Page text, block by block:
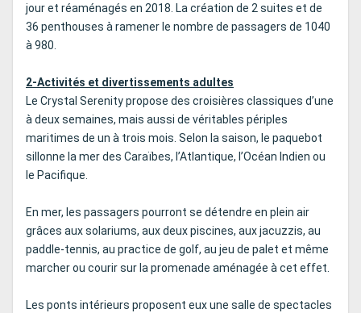
jour et réaménagés en 2018. La création de 2 suites et de
36 penthouses à ramener le nombre de passagers de 1040
à 980.
2-Activités et divertissements adultes
Le Crystal Serenity propose des croisières classiques d’une
à deux semaines, mais aussi de véritables périples
maritimes de un à trois mois. Selon la saison, le paquebot
sillonne la mer des Caraïbes, l’Atlantique, l’Océan Indien ou
le Pacifique.
En mer, les passagers pourront se détendre en plein air
grâces aux solariums, aux deux piscines, aux jacuzzis, au
paddle-tennis, au practice de golf, au jeu de palet et même
marcher ou courir sur la promenade aménagée à cet effet.
Les ponts intérieurs proposent eux une salle de spectacles